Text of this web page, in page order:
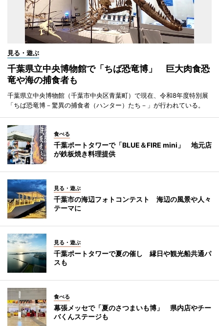
見る・遊ぶ
千葉県立中央博物館で「ちば恐竜博」 巨大肉食恐
竜や海の捕食者も
千葉県立中央博物館（千葉市中央区青葉町）で現在、令和8年度特別展
「ちば恐竜博－驚異の捕食者（ハンター）たち－」が行われている。
食べる
千葉ポートタワーで「BLUE＆FIRE mini」 地元店
が鉄板焼き料理提供
見る・遊ぶ
千葉市の海辺フォトコンテスト 海辺の風景や人々
テーマに
見る・遊ぶ
千葉ポートタワーで夏の催し 縁日や観光船共通パ
スも
食べる
幕張メッセで「夏のさつまいも博」 県内店やチー
バくんステージも